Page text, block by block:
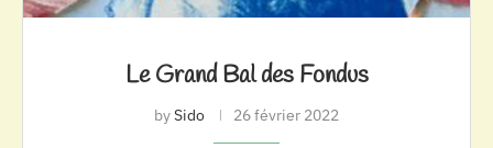
Le Grand Bal des Fondus
bySido 26 février 2022